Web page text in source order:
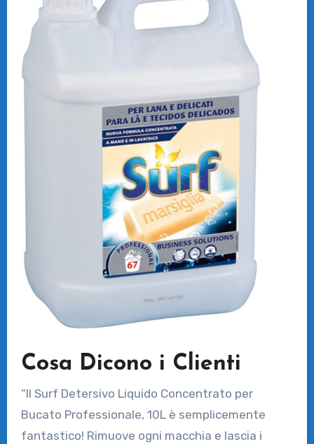
Cosa Dicono i Clienti
“Il Surf Detersivo Liquido Concentrato per
Bucato Professionale, 10L è semplicemente
fantastico! Rimuove ogni macchia e lascia i